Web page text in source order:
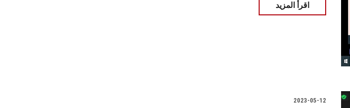
اقرأ المزيد
2023-05-12